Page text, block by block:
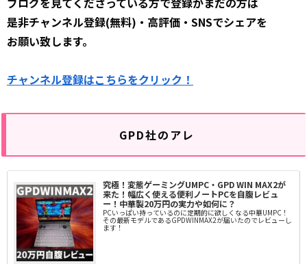
是非チャンネル登録(無料)・高評価・SNSでシェアを
お願い致します。
チャンネル登録はこちらをクリック！
GPD社のアレ
究極！変態ゲーミングUMPC・GPD WIN MAX2が
来た！幅広く使える便利ノートPCを自腹レビュ
ー！中華製20万円の実力や如何に？
PCいっぱい持っているのに定期的に欲しくなる中華UMPC！
その最新モデルであるGPDWINMAX2が届いたのでレビューし
ます！